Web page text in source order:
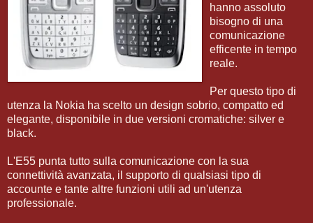
hanno assoluto
bisogno di una
comunicazione
efficente in tempo
reale.
Per questo tipo di
utenza la Nokia ha scelto un design sobrio, compatto ed
elegante, disponibile in due versioni cromatiche: silver e
black.
L'E55 punta tutto sulla comunicazione con la sua
connettività avanzata, il supporto di qualsiasi tipo di
accounte e tante altre funzioni utili ad un'utenza
professionale.